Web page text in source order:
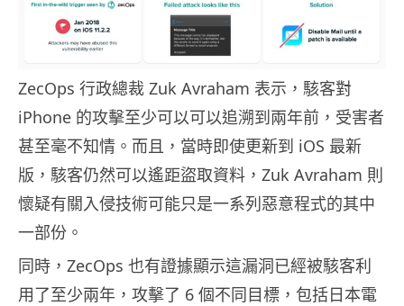
ZecOps 行政總裁 Zuk Avraham 表示，駭客對
iPhone 的攻擊至少可以可以追溯到兩年前，受害者
甚至毫不知情。而且，當時即使更新到 iOS 最新
版，駭客仍然可以遙距盜取資料，Zuk Avraham 則
懷疑有關入侵技術可能只是一系列惡意程式的其中
一部份。
同時，ZecOps 也有證據顯示這漏洞已經被駭客利
用了至少兩年，攻擊了 6 個不同目標，包括日本電